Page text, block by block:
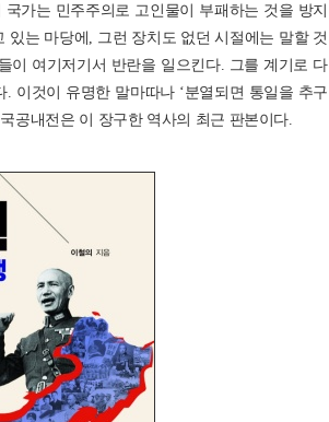
가는 민주주의로 고인물이 부패하는 것을 방지
는 마당에, 그런 장치도 없던 시절에는 말할 것
이 여기저기서 반란을 일으킨다. 그를 계기로 다
이것이 유명한 말마따나 ‘분열되면 통일을 추구
공내전은 이 장구한 역사의 최근 판본이다.